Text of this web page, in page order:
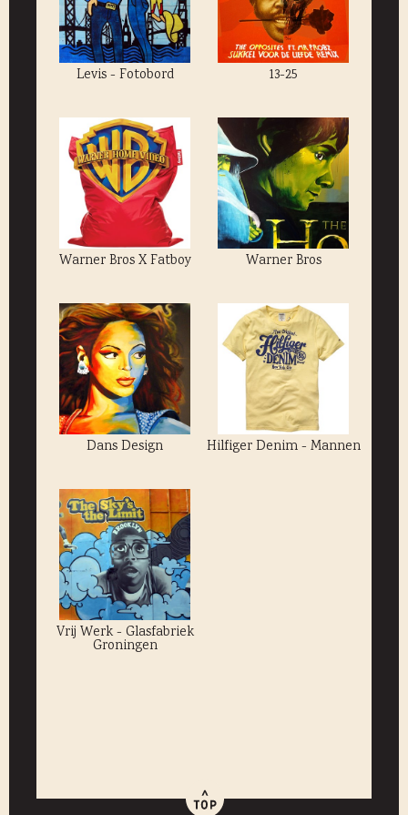
Levis - Fotobord 13-25
Warner Bros X Fatboy Warner Bros
Dans Design Hilfiger Denim - Mannen
Vrij Werk - Glasfabriek
Groningen